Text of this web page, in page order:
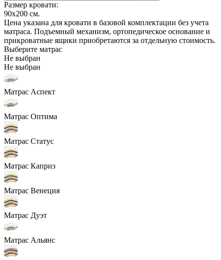
Размер кровати:
90x200 см.
Цена указана для кровати в базовой комплектации без учета
матраса. Подъемный механизм, ортопедическое основание и
прикроватные ящики приобретаются за отдельную стоимость.
Выберите матрас
Не выбран
Не выбран
Матрас Аспект
Матрас Оптима
Матрас Статус
Матрас Каприз
Матрас Венеция
Матрас Дуэт
Матрас Альянс